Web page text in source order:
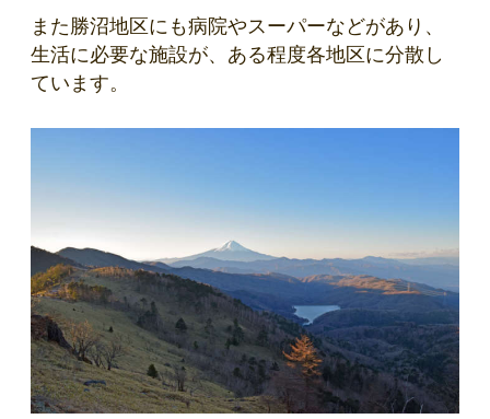
また勝沼地区にも病院やスーパーなどがあり、
生活に必要な施設が、ある程度各地区に分散し
ています。